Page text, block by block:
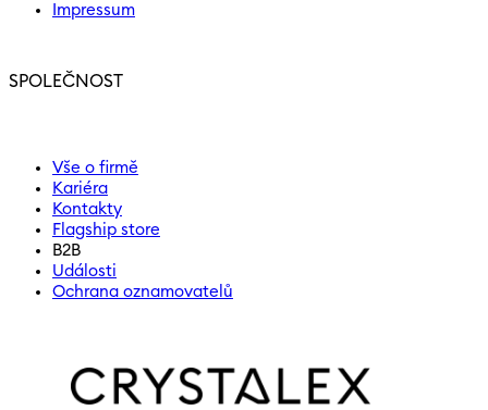
Impressum
SPOLEČNOST
Vše o firmě
Kariéra
Kontakty
Flagship store
B2B
Události
Ochrana oznamovatelů